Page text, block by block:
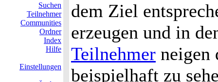
Suchen
Teilnehmer
Communities
Ordner
Index
Hilfe
Einstellungen
dem Ziel
erzeugen und in
Teilnehmer neigen
beispielhaft zu